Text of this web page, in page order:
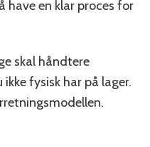
have en klar proces for
skal håndtere
fysisk har på lager.